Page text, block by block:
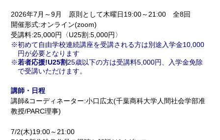
2026年7月～9月 原則として木曜日19:00～21:00 全8回
開催形式:オンライン(zoom)
受講料:25,000円〈U25割:5,000円〉
初めて自由学校連続講座を受講される方は別途入学金10,000
円が必要となります
若者応援!U25割25歳以下の方は受講料5,000円、入学金免除
で受講いただけます。
講師・日程
講師&コーディネーター:小口広太(千葉商科大学人間社会学部准
教授/PARC理事)
7/2(木)19:00～21:00